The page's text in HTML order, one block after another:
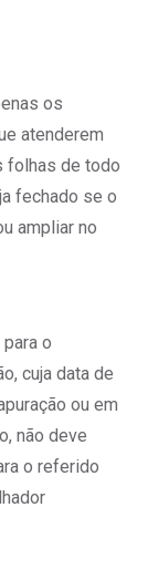
os
atenderem
folhas de todo
fechado se o
ampliar no
o
cuja data de
ou em
não deve
o referido